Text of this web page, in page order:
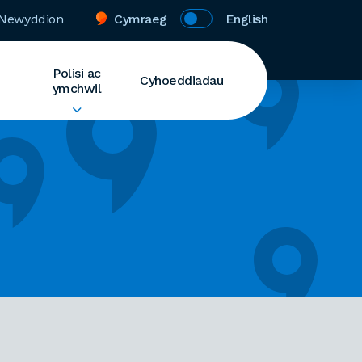
Cymraeg English
Polisi ac
ymchwil
Cyhoeddiadau